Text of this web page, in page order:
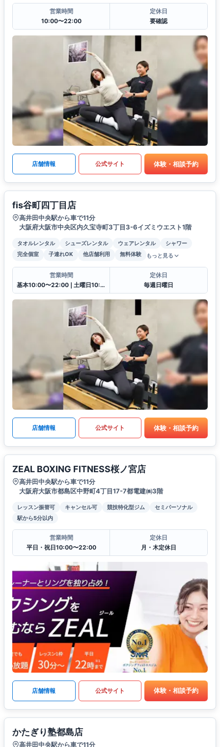
営業時間
10:00〜22:00
定休日
要確認
店舗情報 公式サイト 体験・相談予約
fis谷町四丁目店
高井田中央駅から車で11分
大阪府大阪市中央区内久宝寺町3丁目3-6イズミウエスト1階
タオルレンタル シューズレンタル ウェアレンタル
シャワー
完全個室
子連れOK 他店舗利用 無料体験 もっと見る
営業時間
基本10:00〜22:00❘土曜日10:00〜19:00
定休日
毎週日曜日
店舗情報 公式サイト 体験・相談予約
ZEAL BOXING FITNESS桜ノ宮店
高井田中央駅から車で11分
大阪府大阪市都島区中野町4丁目17-7都電建㈱3階
レッスン振替可 キャンセル可 競技特化型ジム
セミパーソナル
駅から5分以内
営業時間
平日・祝日10:00〜22:00
定休日
月・木定休日
店舗情報 公式サイト 体験・相談予約
かたぎり塾都島店
高井田中央駅から車で11分